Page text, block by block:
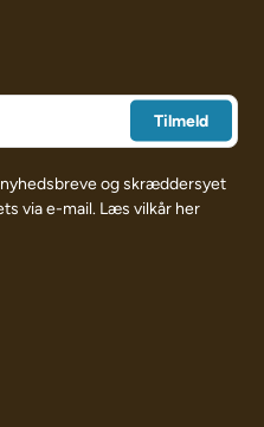
og skræddersyet
via e-mail. Læs vilkår her